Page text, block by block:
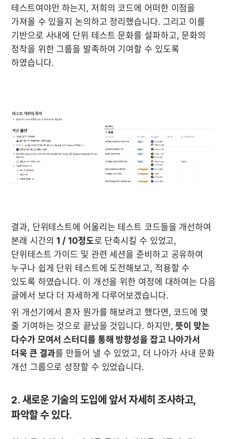
테스트여야만 하는지, 저희의 코드에 어떠한 이점을
가져올 수 있을지 논의하고 정리했습니다. 그리고 이를
기반으로 사내에 단위 테스트 문화를 설파하고, 문화의
정착을 위한 그룹을 발족하여 기여할 수 있도록
하였습니다.
결과, 단위테스트에 어울리는 테스트 코드들을 개선하여
본래 시간의 1 / 10정도로 단축시킬 수 있었고,
단위테스트 가이드 및 관련 세션을 준비하고 공유하여
누구나 쉽게 단위 테스트에 도전해보고, 적용할 수
있도록 하였습니다. 이 개선을 위한 여정에 대하여는 다음
글에서 보다 더 자세하게 다루어보겠습니다.
위 개선기에서 혼자 뭔가를 해보려고 했다면, 코드에 몇
줄 기여하는 것으로 끝났을 것입니다. 하지만, 뜻이 맞는
다수가 모여서 스터디를 통해 방향성을 잡고 나아가서
더욱 큰 결과를 만들어 낼 수 있었고, 더 나아가 사내 문화
개선 그룹으로 성장할 수 있었습니다.
2. 새로운 기술의 도입에 앞서 자세히 조사하고,
파악할 수 있다.